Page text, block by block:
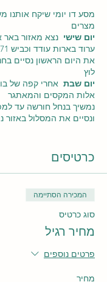
מסע דו יומי שיקח אותנו
מצרים
יום שישי נצא מאזור באר
ערוד בארות עודד וכביש 171
את היום הראשון נסיים
לוץ
יום שבת אחרי קפה של
אלות המקסים והמאתגר
נמשיך בנחל חורשה עד
ונסיים את המסלול באזור
נחל ערוד
האמבר
סלע האריה
מצפור ערוד
בורות לוץ
נחל חרשה
ועוד
מחירים
כרטיסים
המכירה הסתיימה
סוג כרטיס
מחיר רגיל
פרטים נוספים
מחיר